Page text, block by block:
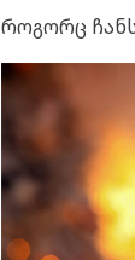
როგორც